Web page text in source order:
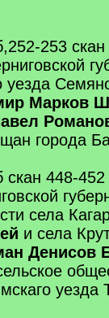
253
уезда
Марков
города
скан 448-452
села
и села
Денисов
уезда